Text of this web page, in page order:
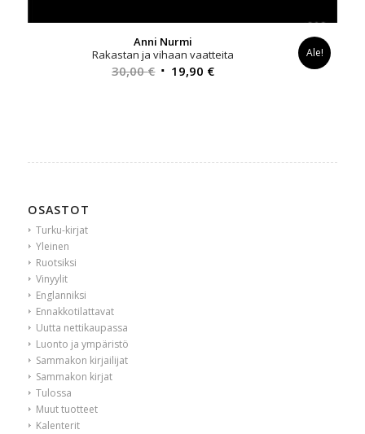
Anni Nurmi
Rakastan ja vihaan vaatteita
30,00€ Alkuperäinen
19,90 €Nykyinen
Ale!
OSASTOT
Turku-kirjat
Yleinen
Ruotsiksi
Vinyylit
Englanniksi
Ennakkotilattavat
Uutta nettikaupassa
Luonto ja ympäristö
Sammakon kirjailijat
Sammakon kirjat
Tulossa
Muut tuotteet
Kalenterit